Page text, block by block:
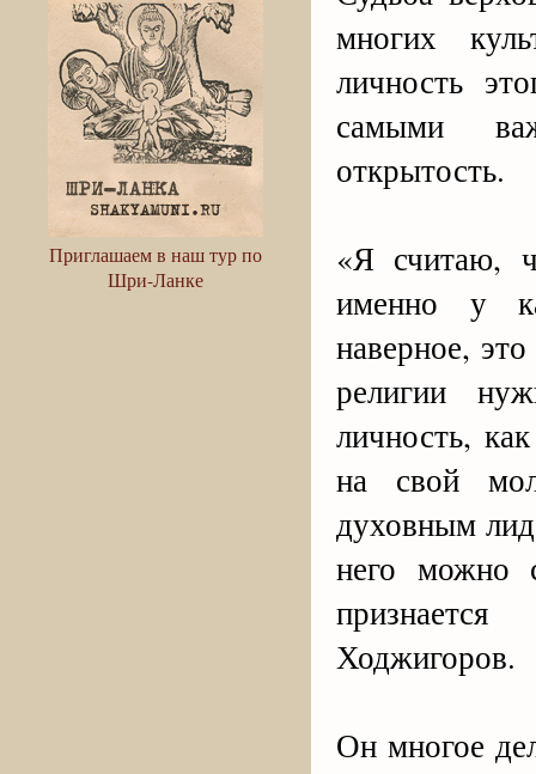
Приглашаем в наш тур по
Шри-Ланке
многих
личность
самыми
открытость.
«Я считаю,
именно у
наверное,
религии
личность,
на свой
духовным
него можно
Ходжигоров.
Он многое